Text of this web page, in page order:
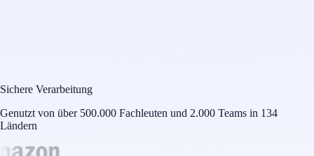
Sichere Verarbeitung
Genutzt von über 500.000 Fachleuten und 2.000 Teams in 134
Ländern